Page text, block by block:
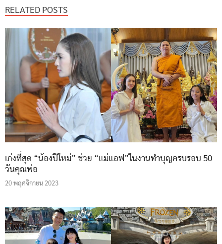
RELATED POSTS
เก่งที่สุด “น้องปีใหม่” ช่วย “แม่แอฟ”ในงานทำบุญครบรอบ 50
วันคุณพ่อ
20 พฤศจิกายน 2023